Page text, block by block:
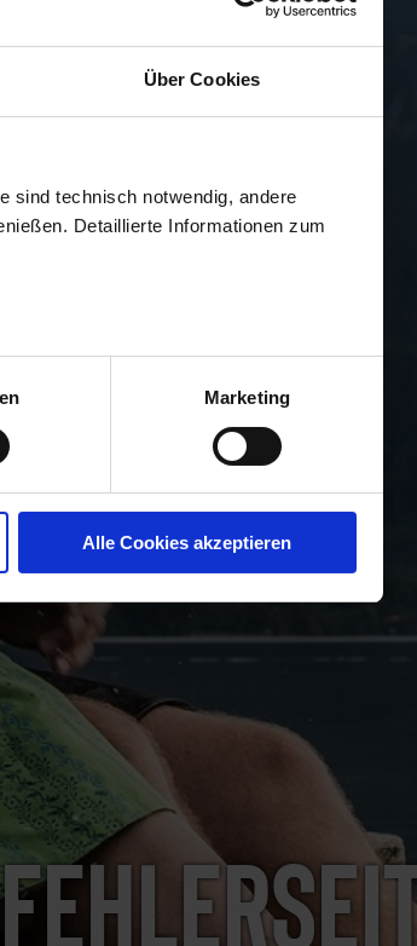
Über Cookies
sind technisch notwendig, andere
Detaillierte Informationen zum
Marketing
Alle Cookies akzeptieren